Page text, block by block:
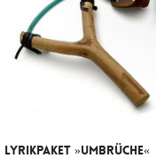
LYRIKPAKET »UMBRÜCHE«